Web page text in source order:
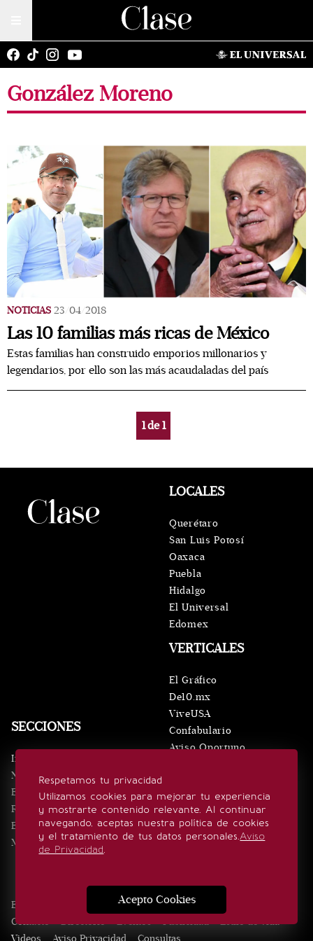
González Moreno
NOTICIAS 23/04/2018
Las 10 familias más ricas de México
Estas familias han construido emporios millonarios y
legendarios, por ello son las más acaudaladas del país
1de1
Respetamos tu privacidad
Utilizamos cookies para mejorar tu experiencia
y mostrarte contenido relevante. Al continuar
navegando, aceptas nuestra política de cookies
y el tratamiento de tus datos personales.Aviso
de Privacidad.
Acepto Cookies
SECCIONES
Inicio
Noticias
Eventos
Realeza
Estilo de vida
Minuto x Minuto
VERTICALES
El Gráfico
De10.mx
ViveUSA
Confabulario
Aviso Oportuno
LOCALES
Querétaro
San Luis Potosí
Oaxaca
Puebla
Hidalgo
El Universal
Edomex
SÍGUENOS
Edición Impresa Noticias Quiénes somos
Contacto
Directorio Eventos Publicidad
Estilo de vida
Videos
Aviso Privacidad Consultas